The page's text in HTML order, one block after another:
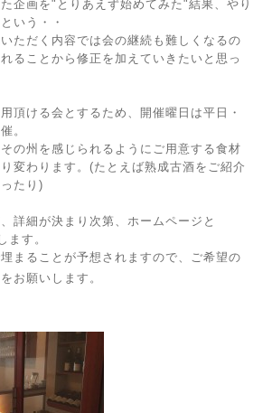
企画を"とりあえず始めてみた"結果、やり
いう・・
ただく内容では会の継続も難しくなるの
ることから修正を加えていきたいと思っ
頂ける会とするため、開催曜日は平日・
。
の州を感じられるようにご用意する食材
変わります。(たとえば熟成古酒をご紹介
たり)
詳細が決まり次第、ホームページと
ます。
まることが予想されますので、ご希望の
お願いします。